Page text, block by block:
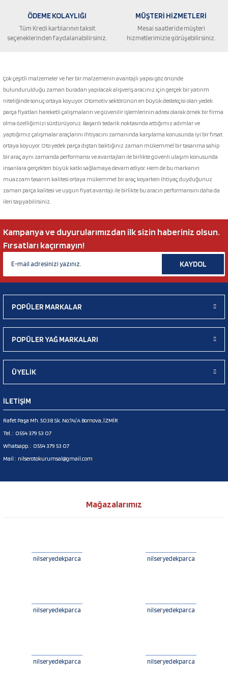
Gönder
ÖDEME KOLAYLIĞI
Tüm Kredi kartılarının taksit
seçeneklerinden faydalanabilirsiniz.
MÜŞTERİ HİZMETLERİ
Mesai saatleride müşteri
hizmetlerimizle görüşebilirsiniz.
Çok çeşitli malzemeler ve her bir malzemenin avantajlı yapısı göz önünde
bulundurulduğu zaman buradan yapılacak alışveriş aracınız için gerçek bir yatırım
niteliğinde sonuç ortaya koyuyor. Otomotiv sektörünün en büyük destekçisi olan yedek
parça fiyatları hareketli çalışmaların ve güvenilir işlemlerinin adresi olarak örnek bir firma
olma özelliğimizi sürdürüyoruz. Başarılı tedarik noktasında attığımız adımlar ve
yaptığımız çalışmalar araçlarını ihtiyacını zamanında karşılama konusunda iyi bir fırsat
ortaya koyuyor. Oto yedek parça dıştan baktığınız zaman mükemmel bir tasarıma sahip
bir araç aynı zamanda performansı ve avantajları ile birlikte güvenli ulaşım konusunda
insanlara gerçekten büyük katkı sağlamaya devam ediyor. Hem de bu markanın
muazzam tasarım kalitesi ortaya mükemmel bir araç koyarken ihtiyaç duyduğunuz
zaman parça kalitesi ve uygun fiyat avantajı ile birlikte bu aracın performansını daha da
ileri taşıyabilirsiniz.
Kampanya ve duyurularımızdan ilk sizin haberiniz olsun.
Fırsatları kaçırmayın!
KAYDOL
POPÜLER MARKALAR
POPÜLER YAĞ MARKALARI
ÜYELİK
İLETİŞİM
Rafet Paşa Mh. 5038 Sk. No:14/A Bornova, İZMİR
Tel. : 0554 379 53 07
Whatsapp. : 0554 379 53 07
Mail : nilserotokurumsal@gmail.com
Mağazalarımız
nilseryedekparca nilseryedekparca
nilseryedekparca nilseryedekparca
nilseryedekparca nilseryedekparca